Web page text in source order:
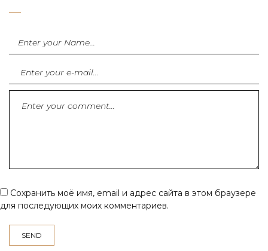
Сохранить моё имя, email и адрес сайта в этом браузере
для последующих моих комментариев.